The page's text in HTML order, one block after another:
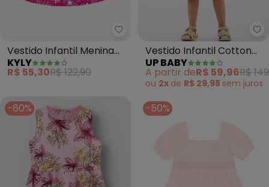
Kyly - Vestido Infantil Menina
Vestido Infantil Menina
Flores (Rosa)
KYLY
R$ 55,30R$ 122,90
Vestido Infantil Cotton
Estampado (Rosa)
UP BABY
A partir deR$ 59,96R$
ou 2x de R$ 29,98 sem juros
-60% -50%